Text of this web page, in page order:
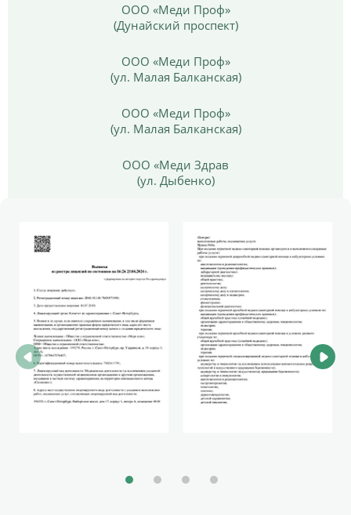
ООО «Меди Проф»
(Дунайский проспект)
ООО «Меди Проф»
(ул. Малая Балканская)
ООО «Меди Проф»
(ул. Малая Балканская)
ООО «Меди Здрав
(ул. Дыбенко)